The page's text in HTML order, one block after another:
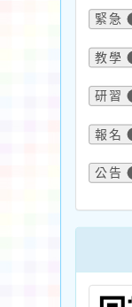
緊急
教學
研習
報名
公告